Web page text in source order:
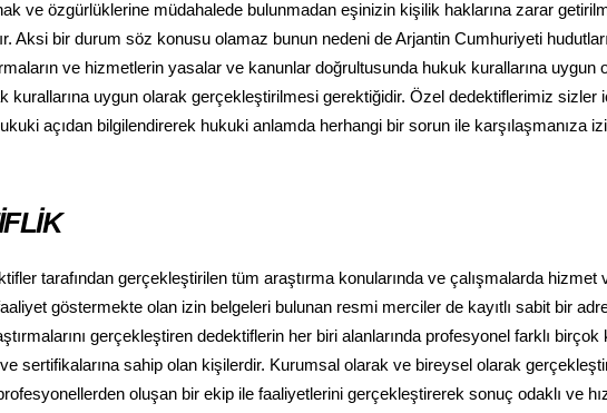
ve özgürlüklerine müdahalede bulunmadan eşinizin kişilik haklarına zarar
Aksi bir durum söz konusu olamaz bunun nedeni de Arjantin Cumhuriyeti
ve hizmetlerin yasalar ve kanunlar doğrultusunda hukuk kurallarına uygun
kurallarına uygun olarak gerçekleştirilmesi gerektiğidir. Özel dedektiflerimiz sizler
açıdan bilgilendirerek hukuki anlamda herhangi bir sorun ile karşılaşmanıza
tarafından gerçekleştirilen tüm araştırma konularında ve çalışmalarda hizmet
göstermekte olan izin belgeleri bulunan resmi merciler de kayıtlı sabit bir
gerçekleştiren dedektiflerin her biri alanlarında profesyonel farklı birçok
sertifikalarına sahip olan kişilerdir. Kurumsal olarak ve bireysel olarak
oluşan bir ekip ile faaliyetlerini gerçekleştirerek sonuç odaklı ve